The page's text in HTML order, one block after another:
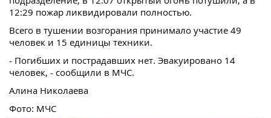
12:29 пожар ликвидировали полностью.
Всего в тушении возгорания принимало участие 49
человек и 15 единицы техники.
- Погибших и пострадавших нет. Эвакуировано 14
человек, - сообщили в МЧС.
Алина Николаева
Фото: МЧС